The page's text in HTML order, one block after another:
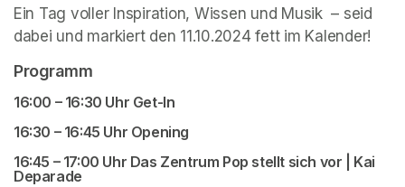
Ein Tag voller Inspiration, Wissen und Musik  – seid
dabei und markiert den 11.10.2024 fett im Kalender!
Programm
16:00 – 16:30 Uhr Get-In
16:30 – 16:45 Uhr Opening
16:45 – 17:00 Uhr Das Zentrum Pop stellt sich vor | Kai
Deparade